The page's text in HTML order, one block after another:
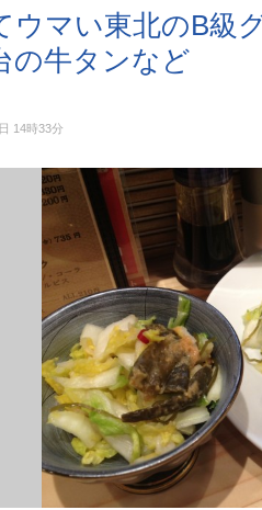
ウマい東北のB級
の牛タンなど
14時33分